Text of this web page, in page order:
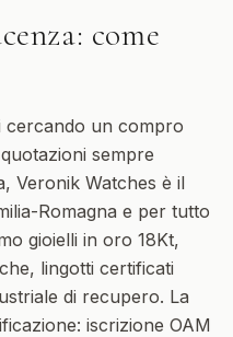
: come
cercando un compro
sempre
Veronik Watches è il
Romagna e per tutto
gioielli in oro 18Kt,
lingotti certificati
di recupero. La
iscrizione OAM